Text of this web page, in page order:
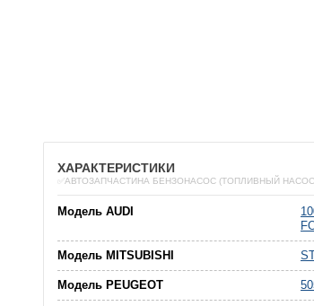
ХАРАКТЕРИСТИКИ
✅АВТОЗАПЧАСТИНА БЕНЗОНАСОС (ТОПЛИВНЫЙ
Модель AUDI
Модель MITSUBISHI
Модель PEUGEOT